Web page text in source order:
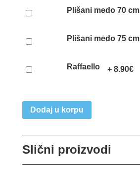
Plišani medo 70 cm
Plišani medo 75 cm
Raffaello + 8.90€
Dodaj u korpu
Slični proizvodi